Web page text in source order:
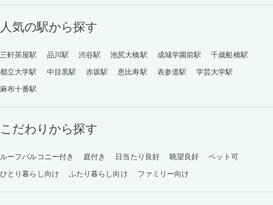
人気の駅から探す
三軒茶屋駅 品川駅 渋谷駅 池尻大橋駅 成城学園前駅
千歳船橋駅
都立大学駅
中目黒駅 赤坂駅 恵比寿駅 表参道駅
学芸大学駅
麻布十番駅
こだわりから探す
ルーフバルコニー付き 庭付き 日当たり良好 眺望良好
ペット可
ひとり暮らし向け
ふたり暮らし向け ファミリー向け